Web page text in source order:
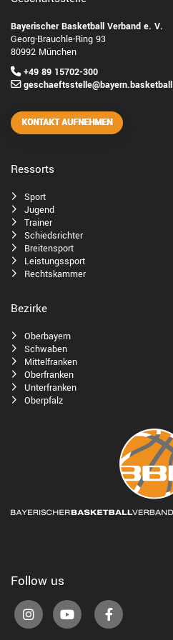
Bayerischer Basketball Verband e. V.
Georg-Brauchle-Ring 93
80992 München
+49 89 15702-300
geschaeftsstelle@bayern.basketball
KONTAKT AUFNEHMEN
Ressorts
Sport
Jugend
Trainer
Schiedsrichter
Breitensport
Leistungssport
Rechtskammer
Bezirke
Oberbayern
Schwaben
Mittelfranken
Oberfranken
Unterfranken
Oberpfalz
Follow us